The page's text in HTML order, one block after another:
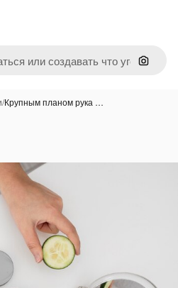
Поиск
/Крупным планом рука …